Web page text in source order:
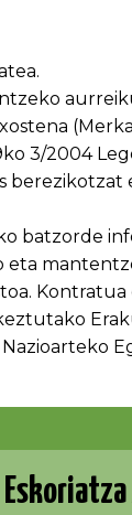
3/2004
batzorde
eta